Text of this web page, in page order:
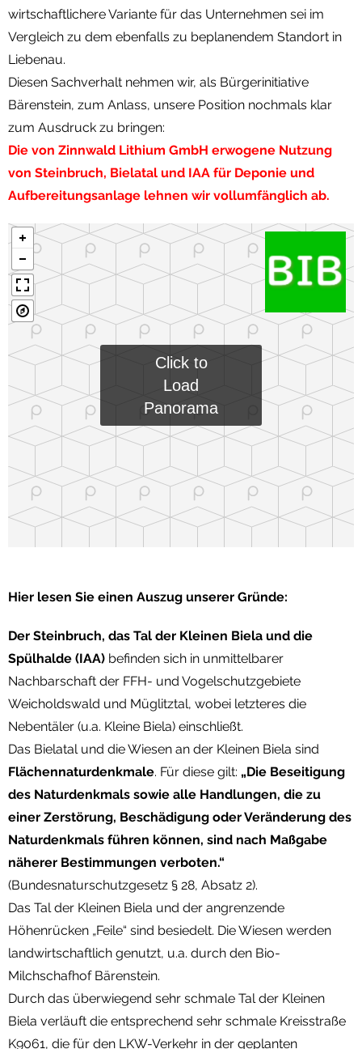
wirtschaftlichere Variante für das Unternehmen sei im
Vergleich zu dem ebenfalls zu beplanendem Standort in
Liebenau.
Diesen Sachverhalt nehmen wir, als Bürgerinitiative
Bärenstein, zum Anlass, unsere Position nochmals klar
zum Ausdruck zu bringen:
Die von Zinnwald Lithium GmbH erwogene Nutzung
von Steinbruch, Bielatal und IAA für Deponie und
Aufbereitungsanlage lehnen wir vollumfänglich ab.
Click to
Load
Panorama
Hier lesen Sie einen Auszug unserer Gründe:
Der Steinbruch, das Tal der Kleinen Biela und die
Spülhalde (IAA) befinden sich in unmittelbarer
Nachbarschaft der FFH- und Vogelschutzgebiete
Weicholdswald und Müglitztal, wobei letzteres die
Nebentäler (u.a. Kleine Biela) einschließt.
Das Bielatal und die Wiesen an der Kleinen Biela sind
Flächennaturdenkmale. Für diese gilt: „Die Beseitigung
des Naturdenkmals sowie alle Handlungen, die zu
einer Zerstörung, Beschädigung oder Veränderung des
Naturdenkmals führen können, sind nach Maßgabe
näherer Bestimmungen verboten.“
(Bundesnaturschutzgesetz § 28, Absatz 2).
Das Tal der Kleinen Biela und der angrenzende
Höhenrücken „Feile“ sind besiedelt. Die Wiesen werden
landwirtschaftlich genutzt, u.a. durch den Bio-
Milchschafhof Bärenstein.
Durch das überwiegend sehr schmale Tal der Kleinen
Biela verläuft die entsprechend sehr schmale Kreisstraße
K9061, die für den LKW-Verkehr in der geplanten